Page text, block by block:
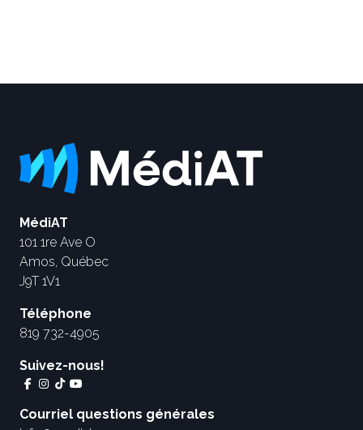
MédiAT
101 1re Ave O
Amos, Québec
J9T 1V1
Téléphone
819 732-4905
Suivez-nous!
Courriel questions générales